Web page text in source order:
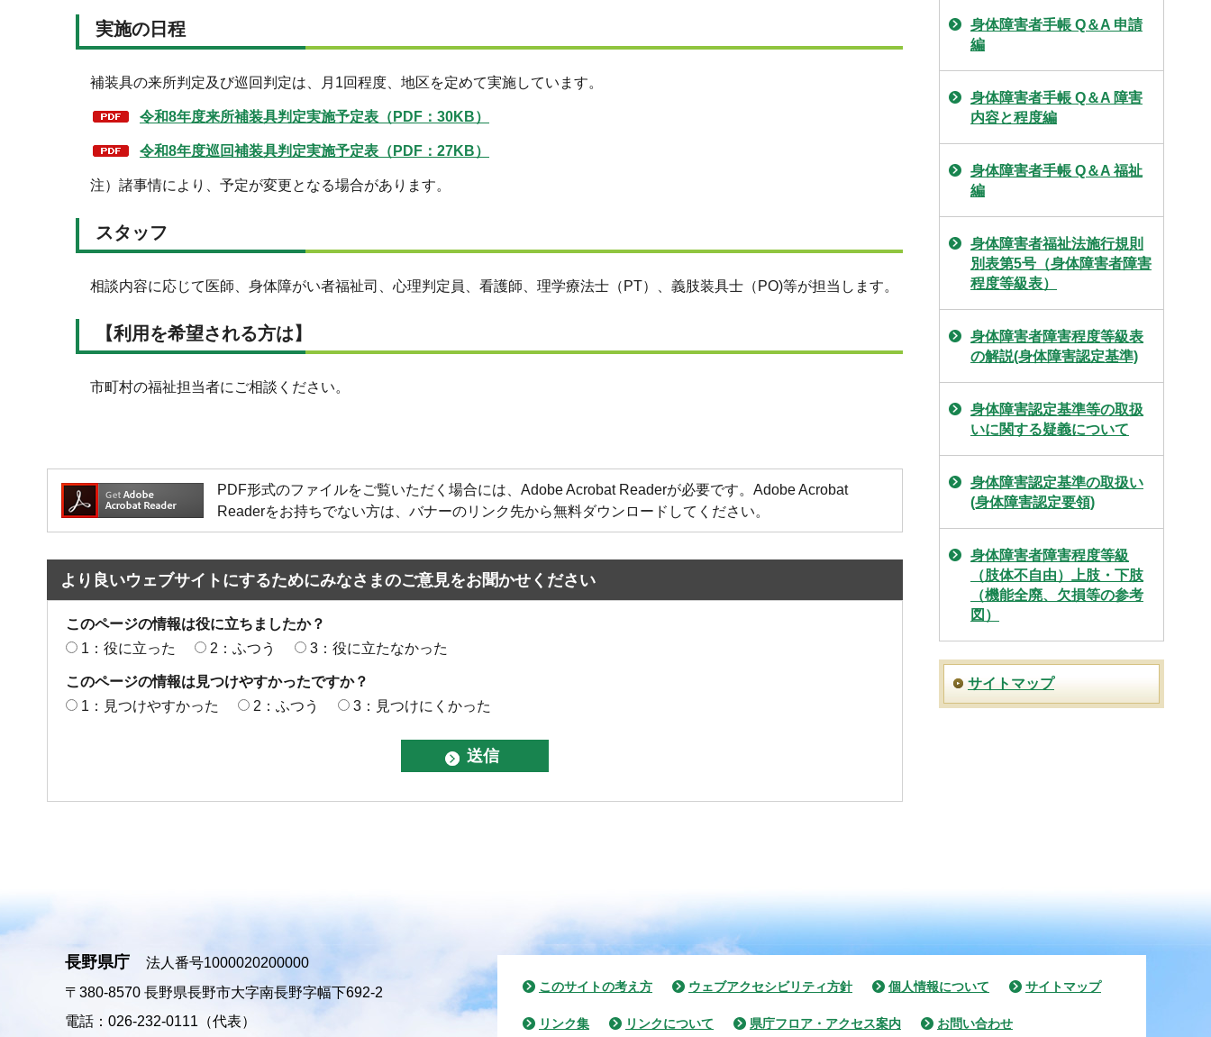
実施の日程
補装具の来所判定及び巡回判定は、月1回程度、地区を定めて実施しています。
令和8年度来所補装具判定実施予定表（PDF：30KB）
令和8年度巡回補装具判定実施予定表 （PDF：27KB）
注）諸事情により、予定が変更となる場合があります。
スタッフ
相談内容に応じて医師、身体障がい者福祉司、心理判定員、看護師、理学療法士（PT）、義肢装具士（PO)等が担当します。
【利用を希望される方は】
市町村の福祉担当者にご相談ください。
PDF形式のファイルをご覧いただく場合には、Adobe Acrobat Readerが必要です。Adobe Acrobat
Readerをお持ちでない方は、バナーのリンク先から無料ダウンロードしてください。
より良いウェブサイトにするためにみなさまのご意見をお聞かせください
このページの情報は役に立ちましたか？
1：役に立った
2：ふつう 3：役に立たなかった
このページの情報は見つけやすかったですか？
1：見つけやすかった
2：ふつう 3：見つけにくかった
身体障害者手帳 Q＆A 申請
編
身体障害者手帳 Q＆A 障害
内容と程度編
身体障害者手帳 Q＆A 福祉
編
身体障害者福祉法施行規則
別表第5号（身体障害者障害
程度等級表）
身体障害者障害程度等級表
の解説(身体障害認定基準)
身体障害認定基準等の取扱
いに関する疑義について
身体障害認定基準の取扱い
(身体障害認定要領)
身体障害者障害程度等級
（肢体不自由）上肢・下肢
（機能全廃、欠損等の参考
図）
サイトマップ
長野県庁
法人番号1000020200000
〒380-8570 長野県長野市大字南長野字幅下692-2
電話：026-232-0111（代表）
このサイトの考え方 ウェブアクセシビリティ方針 個人情報について サイトマップ
リンク集 リンクについて 県庁フロア・アクセス案内 お問い合わせ